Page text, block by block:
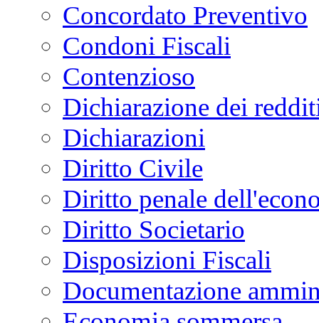
Concordato Preventivo
Condoni Fiscali
Contenzioso
Dichiarazione dei
Dichiarazioni
Diritto Civile
Diritto penale
Diritto Societario
Disposizioni Fiscali
Documentazione